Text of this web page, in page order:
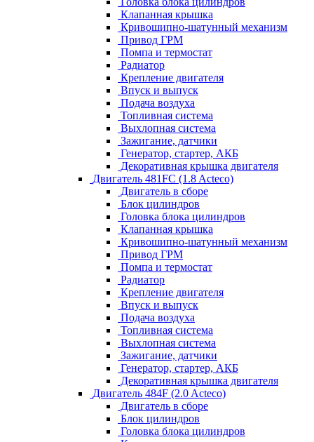
Клапанная крышка
Кривошипно-шатунный механизм
Привод ГРМ
Помпа и термостат
Радиатор
Крепление двигателя
Впуск и выпуск
Подача воздуха
Топливная система
Выхлопная система
Зажигание, датчики
Генератор, стартер, АКБ
Декоративная крышка двигателя
Двигатель 481FC (1.8 Acteco)
Двигатель в сборе
Блок цилиндров
Головка блока цилиндров
Клапанная крышка
Кривошипно-шатунный механизм
Привод ГРМ
Помпа и термостат
Радиатор
Крепление двигателя
Впуск и выпуск
Подача воздуха
Топливная система
Выхлопная система
Зажигание, датчики
Генератор, стартер, АКБ
Декоративная крышка двигателя
Двигатель 484F (2.0 Acteco)
Двигатель в сборе
Блок цилиндров
Головка блока цилиндров